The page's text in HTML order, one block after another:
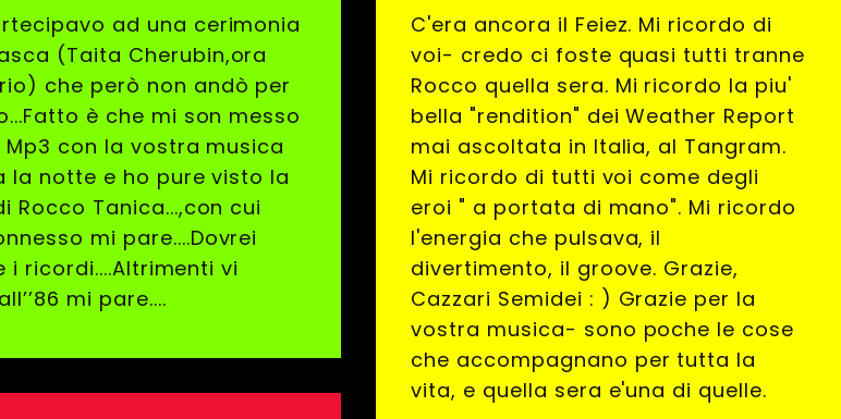
ad una cerimonia
(Taita Cherubin,ora
che però non andò per
è che mi son messo
con la vostra musica
la notte e ho pure visto la
Rocco Tanica...,con cui
mi pare....Dovrei
i ricordi....Altrimenti vi
mi pare....
C'era ancora il Feiez. Mi ricordo di
voi- credo ci foste quasi tutti tranne
Rocco quella sera. Mi ricordo la piu'
bella "rendition" dei Weather Report
mai ascoltata in Italia, al Tangram.
Mi ricordo di tutti voi come degli
eroi " a portata di mano". Mi ricordo
l'energia che pulsava, il
divertimento, il groove. Grazie,
Cazzari Semidei : ) Grazie per la
vostra musica- sono poche le cose
che accompagnano per tutta la
vita, e quella sera e'una di quelle.